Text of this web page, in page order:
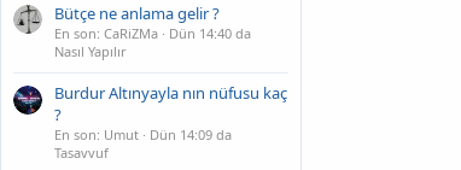
Bütçe ne anlama gelir ?
En son: CaRiZMa
Dün 14:40 da
Nasıl Yapılır
Burdur Altınyayla nın nüfusu kaç
?
En son: Umut
Dün 14:09 da
Tasavvuf